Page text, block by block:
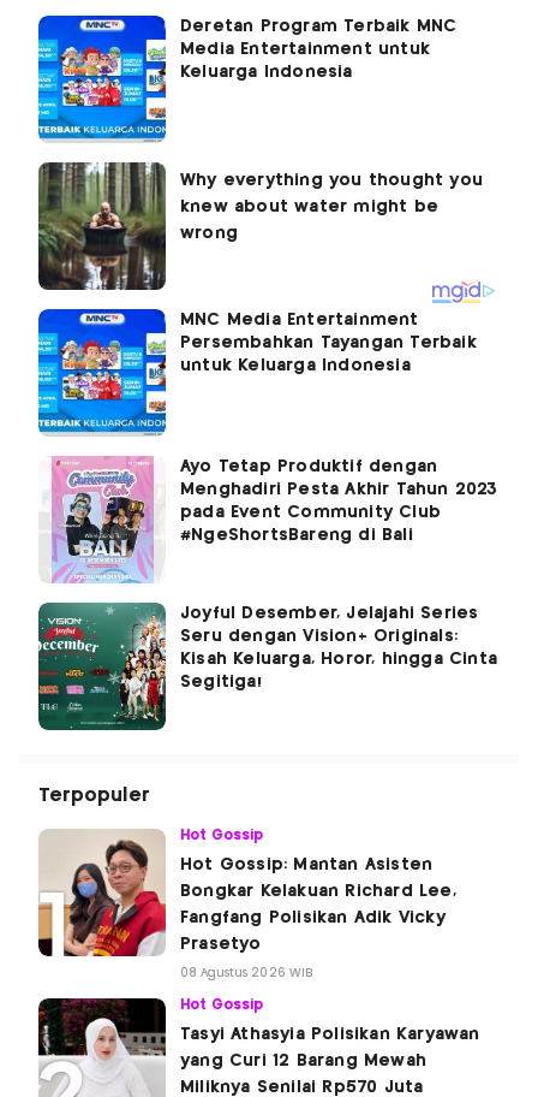
Deretan Program Terbaik MNC
Media Entertainment untuk
Keluarga Indonesia
MNC Media Entertainment
Persembahkan Tayangan Terbaik
untuk Keluarga Indonesia
Ayo Tetap Produktif dengan
Menghadiri Pesta Akhir Tahun 2023
pada Event Community Club
#NgeShortsBareng di Bali
Joyful Desember, Jelajahi Series
Seru dengan Vision+ Originals:
Kisah Keluarga, Horor, hingga Cinta
Segitiga!
Terpopuler
Hot Gossip
Hot Gossip: Mantan Asisten
Bongkar Kelakuan Richard Lee,
Fangfang Polisikan Adik Vicky
Prasetyo
08 Agustus 2026 WIB
Hot Gossip
Tasyi Athasyia Polisikan Karyawan
yang Curi 12 Barang Mewah
Miliknya Senilai Rp570 Juta